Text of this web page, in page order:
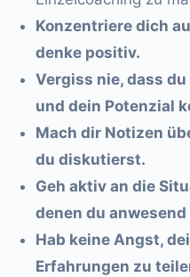
Konzentriere dich
denke positiv.
Vergiss nie, dass
und dein Potenzial
Mach dir Notizen
du diskutierst.
Geh aktiv an die
denen du
Hab keine Angst,
Erfahrungen zu